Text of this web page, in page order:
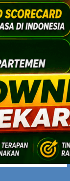
msc in hr
sajian
dan